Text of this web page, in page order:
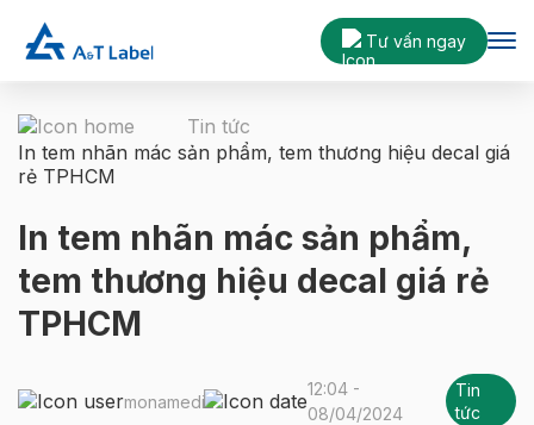
Tư vấn ngay
Tin tức
In tem nhãn mác sản phẩm, tem thương hiệu decal giá
rẻ TPHCM
In tem nhãn mác sản phẩm,
tem thương hiệu decal giá rẻ
TPHCM
monamedia
12:04 -
08/04/2024
Tin
tức